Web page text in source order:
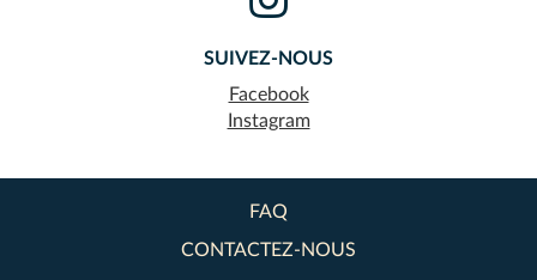
SUIVEZ-NOUS
Facebook
Instagram
FAQ
CONTACTEZ-NOUS